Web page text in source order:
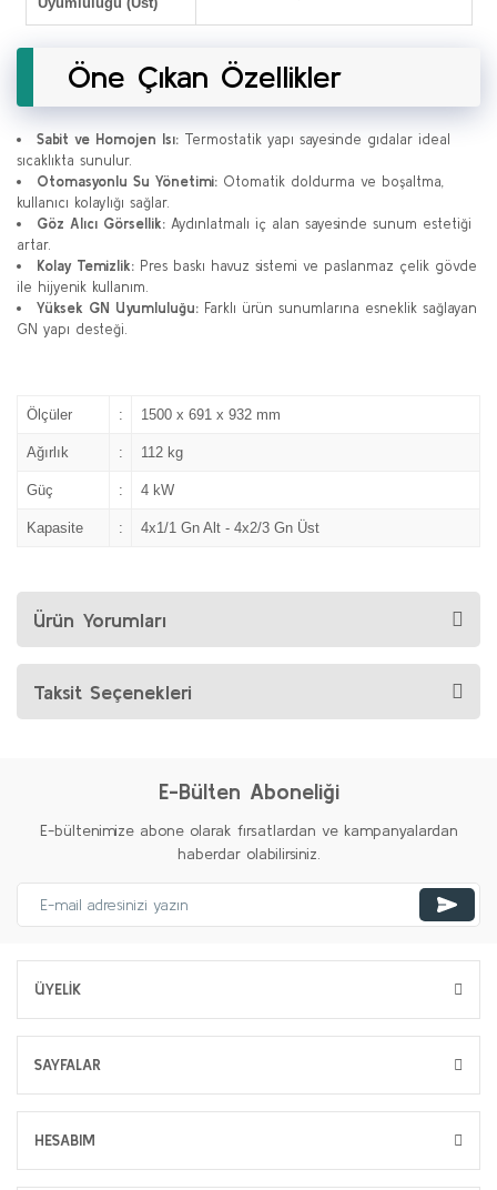
Öne Çıkan Özellikler
Sabit ve Homojen Isı: Termostatik yapı sayesinde gıdalar ideal
sıcaklıkta sunulur.
Otomasyonlu Su Yönetimi: Otomatik doldurma ve boşaltma,
kullanıcı kolaylığı sağlar.
Göz Alıcı Görsellik: Aydınlatmalı iç alan sayesinde sunum estetiği
artar.
Kolay Temizlik: Pres baskı havuz sistemi ve paslanmaz çelik gövde
ile hijyenik kullanım.
Yüksek GN Uyumluluğu: Farklı ürün sunumlarına esneklik sağlayan
GN yapı desteği.
Ölçüler : 1500 x 691 x 932 mm
Ağırlık : 112 kg
Güç : 4 kW
Kapasite : 4x1/1 Gn Alt - 4x2/3 Gn Üst
Ürün Yorumları
Taksit Seçenekleri
E-Bülten Aboneliği
E-bültenimize abone olarak fırsatlardan ve kampanyalardan
haberdar olabilirsiniz.
ÜYELİK
SAYFALAR
HESABIM